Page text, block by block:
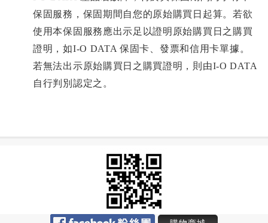
保固服務，保固期間自您的原始購買日起算。若欲
使用本保固服務應出示足以證明原始購買日之購買
證明，如I-O DATA 保固卡、發票和信用卡單據。
若無法出示原始購買日之購買證明，則由I-O DATA
自行判別認定之。